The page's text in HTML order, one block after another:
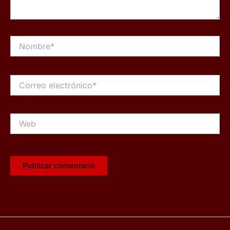
electrónico*